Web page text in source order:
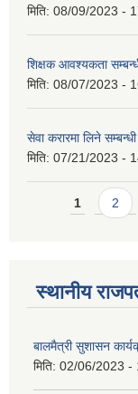
मिति: 08/09/2023 -
शिक्षक आवश्यकता
मिति: 08/07/2023 -
सेवा करारमा लिने
मिति: 07/21/2023 -
Pages
1 2
स्थानीय
बालमैत्री सुशासन
मिति: 02/06/2023 -